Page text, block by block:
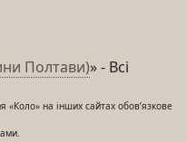
Полтави)» - Всі
«Коло» на інших сайтах обов’язкове